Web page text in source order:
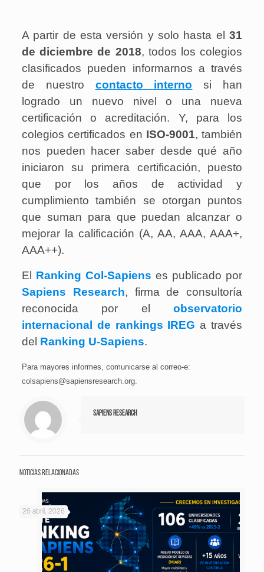
A partir de esta versión y solo hasta el31
de diciembre de 2018, todos los colegios
clasificados pueden informarnos a través
de nuestro contacto interno si han
logrado un nuevo nivel o una nueva
certificación o acreditación. Y, para los
colegios certificados en ISO-9001, también
nos pueden hacer saber desde qué año
iniciaron su primera certificación, puesto
que por los años de actividad y
cumplimiento también se otorgan puntos
que suman para que puedan alcanzar o
mejorar la calificación (A, AA, AAA, AAA+,
AAA++).
El Ranking Col-Sapiens es publicado por
Sapiens Research, firma de consultoría
reconocida por elobservatorio
internacional de rankings IREG a través
del Ranking U-Sapiens.
Para mayores informes, comunicarse al correo-e:
colsapiens@sapiensresearch.org.
Sapiens Research
Noticias relacionadas
26 abril, 2026